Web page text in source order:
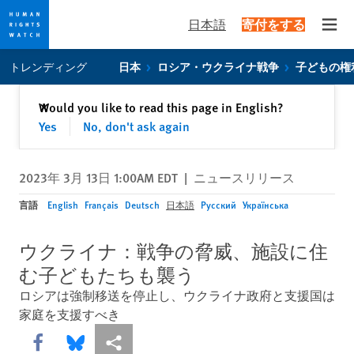
privacy
content
日本語 寄付をする
トレンディング 日本 ロシア・ウクライナ戦争 子どもの権
Would you like to read this page in English?
Yes
No, don't ask again
✕閉じる
2023年 3月 13日 1:00AM EDT | ニュースリリース
言語 English Français Deutsch 日本語 Русский Українська
ウクライナ：戦争の脅威、施設に住
む子どもたちも襲う
ロシアは強制移送を停止し、ウクライナ政府と支援国は
家庭を支援すべき
Share this via Facebook
Share this via Bluesky
More sharing options